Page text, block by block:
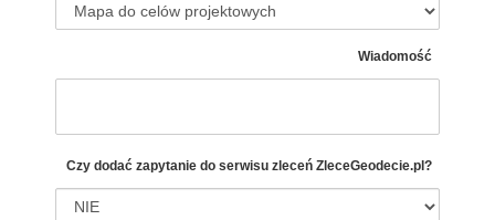
Wiadomość
Czy dodać zapytanie do serwisu zleceń ZleceGeodecie.pl?